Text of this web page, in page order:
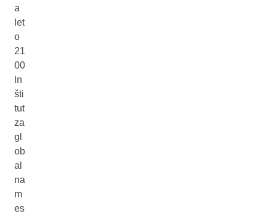
a
let
o
21
00
In
šti
tut
za
gl
ob
al
na
m
es